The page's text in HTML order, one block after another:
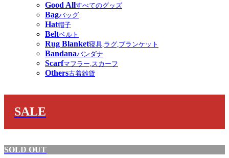
Good Allすべてのグッズ
Bagバッグ
Hat帽子
Beltベルト
Rug Blanket寝具,ラグ,ブランケット
Bandanaバンダナ
Scarfマフラー,スカーフ
Others古着雑貨
SALE
SOLD OUT